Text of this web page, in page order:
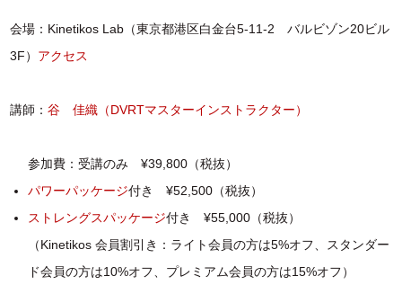
会場：Kinetikos Lab（東京都港区白金台5-11-2 バルビゾン20ビル
3F） アクセス
講師：谷 佳織（DVRTマスターインストラクター）
参加費：受講のみ ¥39,800（税抜）
パワーパッケージ付き ¥52,500（税抜）
ストレングスパッケージ付き ¥55,000（税抜）
（Kinetikos 会員割引き：ライト会員の方は5%オフ、スタンダー
ド会員の方は10%オフ、プレミアム会員の方は15%オフ）